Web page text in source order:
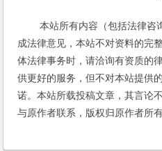
本站所有内容（包括法律咨
成法律意见，本站不对资料的完
体法律事务时，请洽询有资质的
供更好的服务，但不对本站提供
诺。本站所载投稿文章，其言论
与原作者联系，版权归原作者所有